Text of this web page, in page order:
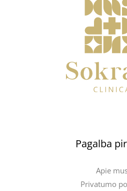
Pagalba
Apie
Privatumo